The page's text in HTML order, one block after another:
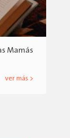
Mamás
ver más >